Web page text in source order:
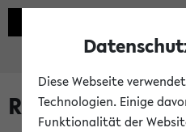
Diese Webseite
Technologien. Einige
Funktionalität der